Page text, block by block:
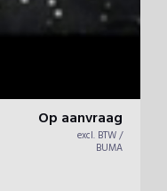
Op aanvraag
excl. BTW /
BUMA